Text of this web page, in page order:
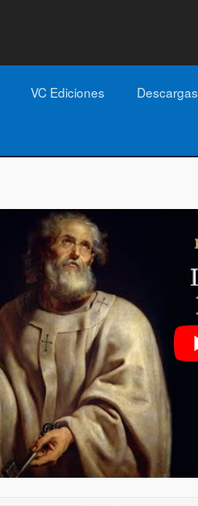
VC Ediciones Descargas